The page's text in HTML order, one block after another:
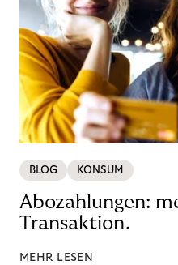
BLOG KONSUM
Abozahlungen:
Transaktion.
MEHR LESEN